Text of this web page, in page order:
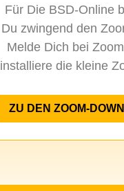
Für Die BSD-Online
Du zwingend den
Melde Dich bei
installiere die kleine
ZU DEN ZOOM-